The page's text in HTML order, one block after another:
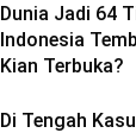
Dunia Jadi 64
Indonesia
Kian Terbuka?
Di Tengah